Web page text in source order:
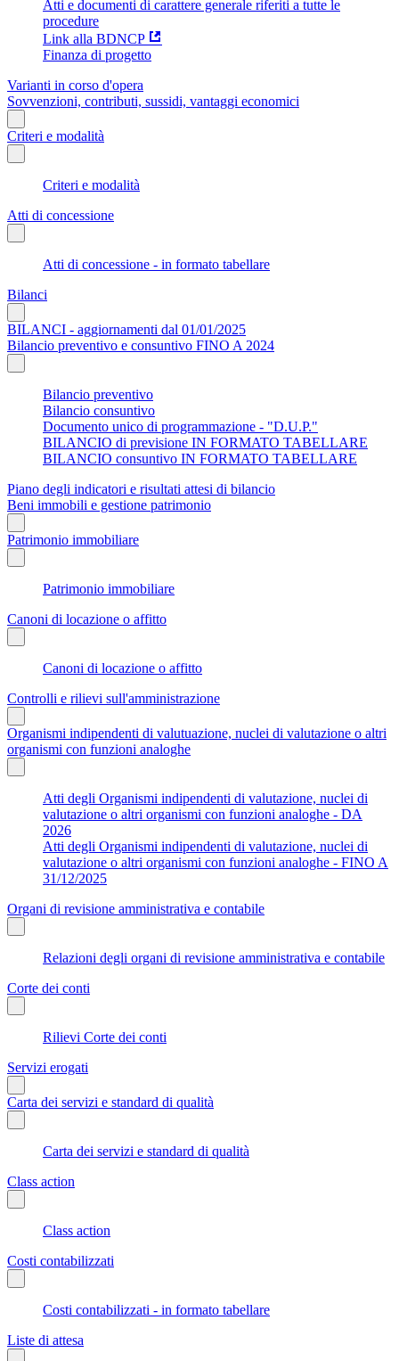
Atti e documenti di carattere generale riferiti a tutte le
procedure
Link alla BDNCP
Finanza di progetto
Varianti in corso d'opera
Sovvenzioni, contributi, sussidi, vantaggi economici
Criteri e modalità
Criteri e modalità
Atti di concessione
Atti di concessione - in formato tabellare
Bilanci
BILANCI - aggiornamenti dal 01/01/2025
Bilancio preventivo e consuntivo FINO A 2024
Bilancio preventivo
Bilancio consuntivo
Documento unico di programmazione - "D.U.P."
BILANCIO di previsione IN FORMATO TABELLARE
BILANCIO consuntivo IN FORMATO TABELLARE
Piano degli indicatori e risultati attesi di bilancio
Beni immobili e gestione patrimonio
Patrimonio immobiliare
Patrimonio immobiliare
Canoni di locazione o affitto
Canoni di locazione o affitto
Controlli e rilievi sull'amministrazione
Organismi indipendenti di valutuazione, nuclei di valutazione o altri
organismi con funzioni analoghe
Atti degli Organismi indipendenti di valutazione, nuclei di
valutazione o altri organismi con funzioni analoghe - DA
2026
Atti degli Organismi indipendenti di valutazione, nuclei di
valutazione o altri organismi con funzioni analoghe - FINO A
31/12/2025
Organi di revisione amministrativa e contabile
Relazioni degli organi di revisione amministrativa e contabile
Corte dei conti
Rilievi Corte dei conti
Servizi erogati
Carta dei servizi e standard di qualità
Carta dei servizi e standard di qualità
Class action
Class action
Costi contabilizzati
Costi contabilizzati - in formato tabellare
Liste di attesa